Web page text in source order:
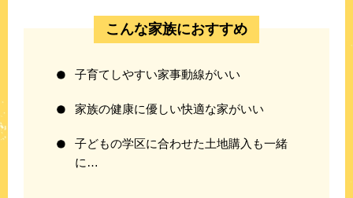
こんな家族におすすめ
子育てしやすい家事動線がいい
家族の健康に優しい快適な家がいい
子どもの学区に合わせた土地購入も一緒
に…